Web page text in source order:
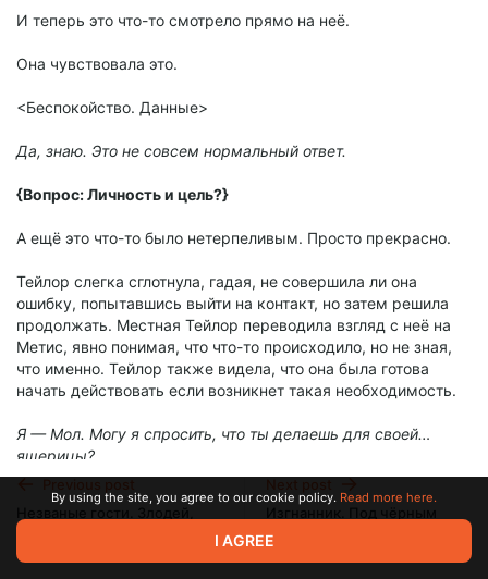
И теперь это что-то смотрело прямо на неё.
Она чувствовала это.
<Беспокойство. Данные>
Да, знаю. Это не совсем нормальный ответ.
{Вопрос: Личность и цель?}
А ещё это что-то было нетерпеливым. Просто прекрасно.
Тейлор слегка сглотнула, гадая, не совершила ли она
ошибку, попытавшись выйти на контакт, но затем решила
продолжать. Местная Тейлор переводила взгляд с неё на
Метис, явно понимая, что что-то происходило, но не зная,
что именно. Тейлор также видела, что она была готова
начать действовать если возникнет такая необходимость.
Я — Мол. Могу я спросить, что ты делаешь для своей…
ящерицы?
{Идентификация принята. Сообщите цель}
Цель моего существования или тыканья вас? Я не уверена,
что вам нужно, вы не похожи ни на одного снарка, с
который нам нужен 2.5.
Jun 07 2024 20:01
By using the site, you agree to our cookie policy. Read more here.
I AGREE